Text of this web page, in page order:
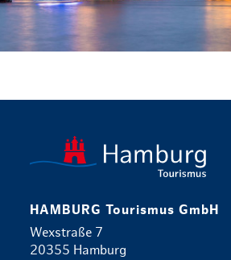
HAMBURG Tourismus GmbH
Wexstraße 7
20355 Hamburg